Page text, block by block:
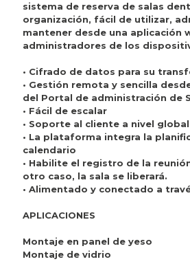
sistema de reserva de salas
organización, fácil de utilizar,
mantener desde una aplicación
administradores de los
• Cifrado de datos para su
• Gestión remota y sencilla
del Portal de administración de
• Fácil de escalar
• Soporte al cliente a nivel global
• La plataforma integra la
calendario
• Habilite el registro de la
otro caso, la sala se liberará.
• Alimentado y conectado a
APLICACIONES
Montaje en panel de yeso
Montaje de vidrio